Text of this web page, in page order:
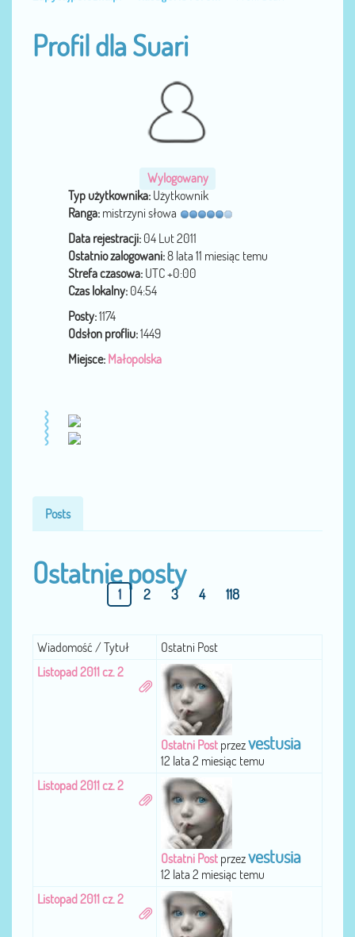
Profil dla Suari
Wylogowany
Typ użytkownika: Użytkownik
Ranga: mistrzyni słowa
Data rejestracji: 04 Lut 2011
Ostatnio zalogowani:8 lata 11 miesiąc temu
Strefa czasowa: UTC +0:00
Czas lokalny: 04:54
Posty:1174
Odsłon profliu:1449
Miejsce: Małopolska
Posts
Ostatnie posty
1 2 3 4 118
Wiadomość / Tytuł
Ostatni Post
Listopad 2011 cz. 2
Ostatni Post przezvestusia
12 lata 2 miesiąc temu
Listopad 2011 cz. 2
Ostatni Post przezvestusia
12 lata 2 miesiąc temu
Listopad 2011 cz. 2